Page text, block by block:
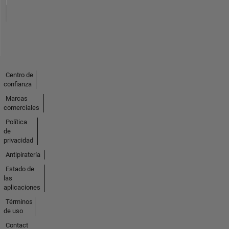
Centro de
confianza
Marcas
comerciales
Política
de
privacidad
Antipiratería
Estado de
las
aplicaciones
Términos
de uso
Contact